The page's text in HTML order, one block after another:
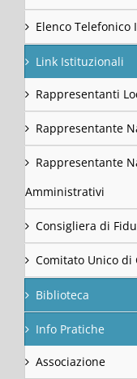
Elenco Telefonico
Link Istituzionali
Rappresentanti
Rappresentante
Rappresentante
Amministrativi
Consigliera di
Comitato Unico di
Biblioteca
Info Pratiche
Associazione